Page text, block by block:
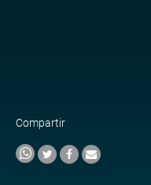
Compartir